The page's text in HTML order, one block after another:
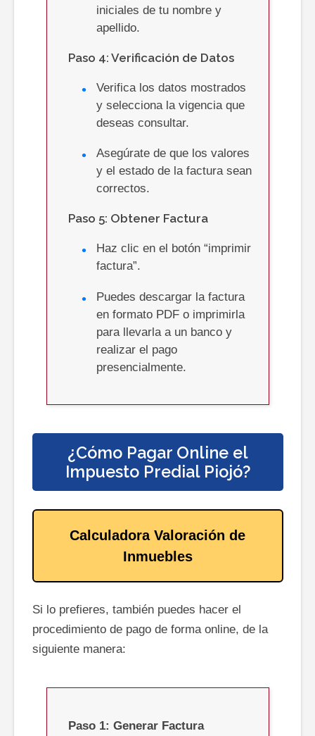
iniciales de tu nombre y
apellido.
Paso 4: Verificación de Datos
Verifica los datos mostrados
y selecciona la vigencia que
deseas consultar.
Asegúrate de que los valores
y el estado de la factura sean
correctos.
Paso 5: Obtener Factura
Haz clic en el botón “imprimir
factura”.
Puedes descargar la factura
en formato PDF o imprimirla
para llevarla a un banco y
realizar el pago
presencialmente.
¿Cómo Pagar Online el
Impuesto Predial Piojó?
Calculadora Valoración de
Inmuebles
Si lo prefieres, también puedes hacer el
procedimiento de pago de forma online, de la
siguiente manera:
Paso1: Generar Factura